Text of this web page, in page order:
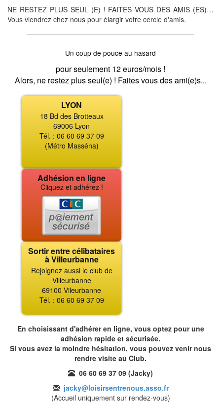
NE RESTEZ PLUS SEUL (E) ! FAITES VOUS DES AMIS (ES)…
Vous viendrez chez nous pour élargir votre cercle d'amis.
Un coup de pouce au hasard
pour seulement 12 euros/mois !
Alors, ne restez plus seul(e) ! Faites vous des ami(e)s...
LYON
18 Bd des Brotteaux
69006 Lyon
Tél. : 06 60 69 37 09
(Métro Masséna)
Adhésion en ligne
Cliquez et adhérez !
Sortir entre célibataires
à Villeurbanne
Rejoignez aussi le club de
Villeurbanne
69100 Vileurbanne
Tél. : 06 60 69 37 09
En choisissant d'adhérer en ligne, vous optez pour une
adhésion rapide et sécurisée.
Si vous avez la moindre hésitation, vous pouvez venir nous
rendre visite au Club.
06 60 69 37 09 (Jacky)
jacky@loisirsentrenous.asso.fr
(Accueil uniquement sur rendez-vous)